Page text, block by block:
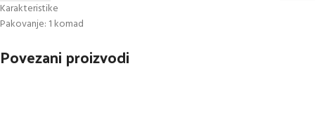
Karakteristike
Pakovanje: 1 komad
Povezani proizvodi